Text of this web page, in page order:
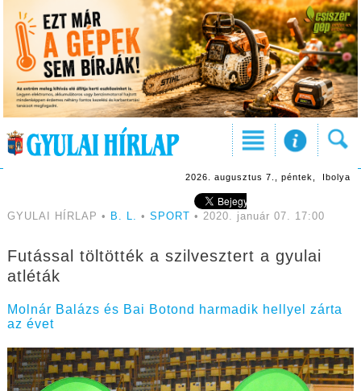
2026. augusztus 7., péntek, Ibolya
GYULAI HÍRLAP • B. L. • SPORT • 2020. január 07. 17:00
Futással töltötték a szilvesztert a gyulai
atléták
Molnár Balázs és Bai Botond harmadik hellyel zárta
az évet